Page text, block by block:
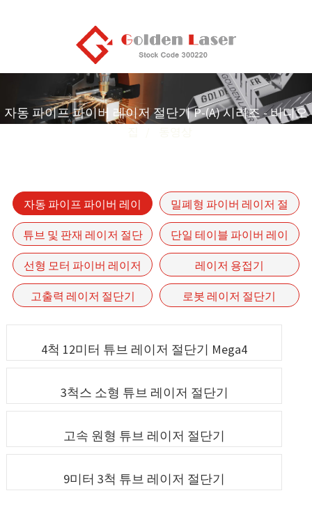
자동 파이프 파이버 레이저 절단기 P-(A) 시리즈 - 비디오
자동 파이프 파이버 레이
저 절단기 P-(A) 시리즈
밀폐형 파이버 레이저 절
단기
튜브 및 판재 레이저 절단
기
단일 테이블 파이버 레이
저 절단기 GF 시리즈
선형 모터 파이버 레이저
절단기-GF-6060
레이저 용접기
고출력 레이저 절단기 로봇 레이저 절단기
4척 12미터 튜브 레이저 절단기 Mega4
3척스 소형 튜브 레이저 절단기
고속 원형 튜브 레이저 절단기
9미터 3척 튜브 레이저 절단기